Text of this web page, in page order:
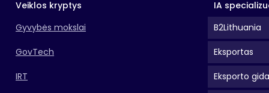
Veiklos kryptys
Gyvybės mokslai
GovTech
IRT
IA
B2Lithuania
Eksportas
Eksporto